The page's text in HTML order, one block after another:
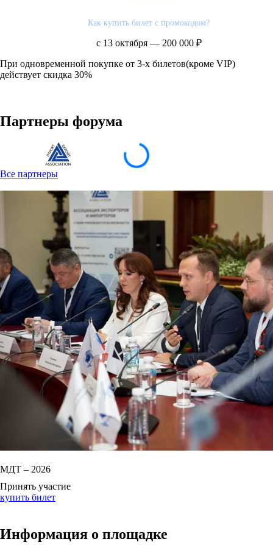
Как купить билет с промокодом?
с 13 октября — 200 000 ₽
При одновременной покупке от 3-х билетов(кроме VIP)
действует скидка 30%
Партнеры форума
Все партнеры
МДТ – 2026
Принять участие
купить билет
Информация о площадке